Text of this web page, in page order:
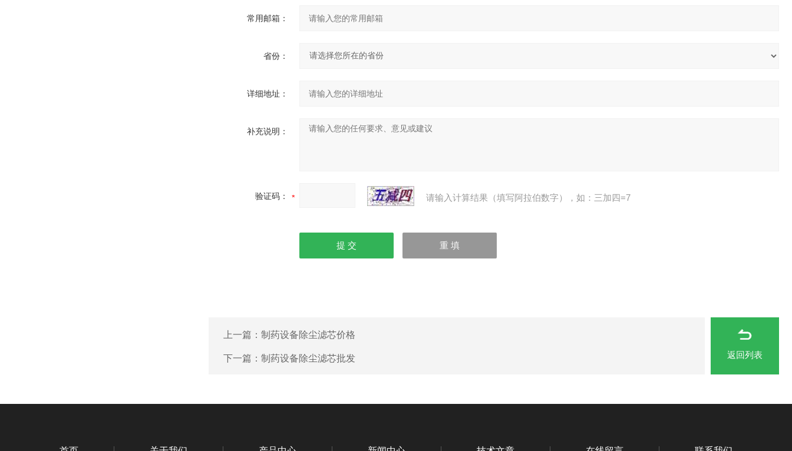
常用邮箱：
省份：
详细地址：
补充说明：
验证码： 请输入计算结果（填写阿拉伯数字），如：三加四=7
上一篇： 制药设备除尘滤芯价格
下一篇： 制药设备除尘滤芯批发 返回列表